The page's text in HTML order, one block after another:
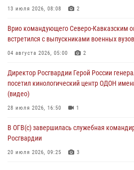
угрожавшего подростку травматическим
06 августа 2026, 11:33
крупная нарколаборатория
13 июля 2026, 08:08 2
Врио командующего Северо-Кавказским
встретился с выпускниками военных
04 августа 2026, 05:00 2
Директор Росгвардии Герой России
посетил кинологический центр ОДОН
(видео)
28 июля 2026, 16:50 1
В ОГВ(с) завершилась служебная
Росгвардии
20 июля 2026, 09:25 3